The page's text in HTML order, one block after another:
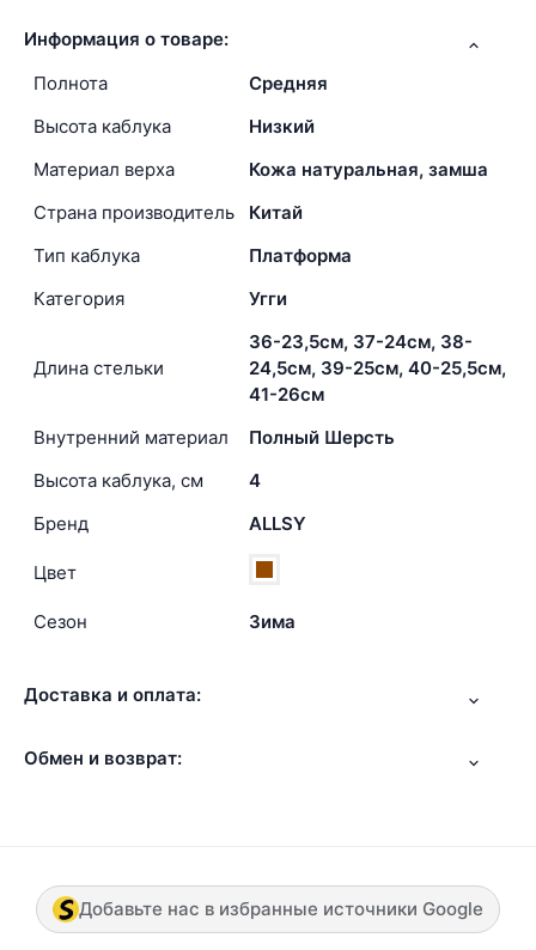
Информация о товаре:
Полнота
Средняя
Высота каблука
Низкий
Материал верха
Кожа натуральная, замша
Страна производитель
Китай
Тип каблука
Платформа
Категория
Угги
Длина стельки
36-23,5см, 37-24см, 38-
24,5см, 39-25см, 40-25,5см,
41-26см
Внутренний материал
Полный Шерсть
Высота каблука, см
4
Бренд
ALLSY
Цвет
Сезон Зима
Доставка и оплата:
Обмен и возврат:
Добавьте нас в избранные источники Google